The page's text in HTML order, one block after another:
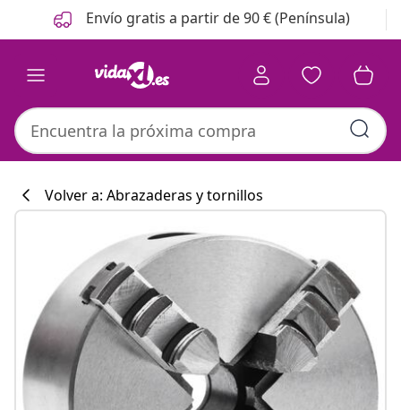
Anterior
Siguiente Envío gratis a partir de 90 € (Península)
#sharemevidaxl
Volver a: Abrazaderas y tornillos